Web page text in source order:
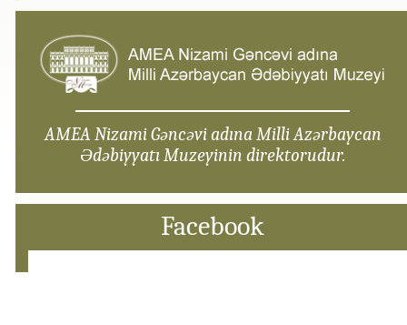
AMEA Nizami Gəncəvi adına Milli Azərbaycan
Ədəbiyyatı Muzeyinin direktorudur.
Facebook